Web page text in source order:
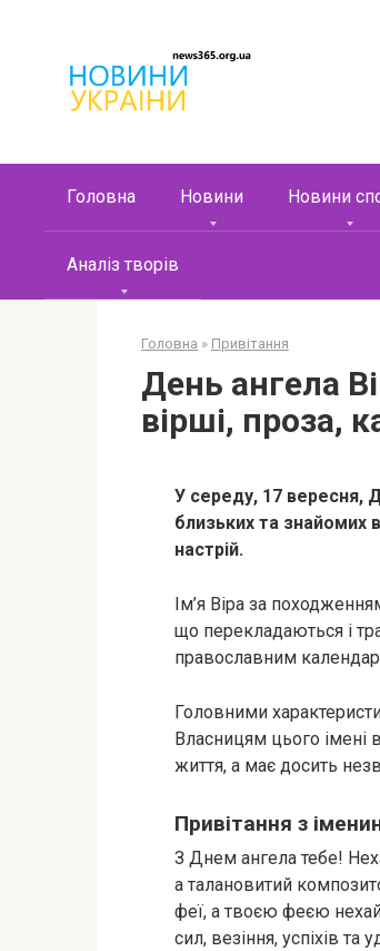
контенту
Головна Новини Новини
Аналіз творів
Головна » Привітання
День ангела
вірші, проза,
У середу, 17 вересня,
близьких та знайомих
настрій.
Ім’я Віра за
що перекладаються і
православним
Головними
Власницям цього імені
життя, а має досить
Привітання з
З Днем ангела тебе!
а талановитий
феї, а твоєю феєю нехай
сил, везіння, успіхів та